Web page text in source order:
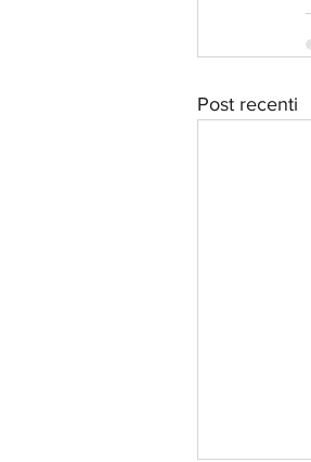
Post recenti